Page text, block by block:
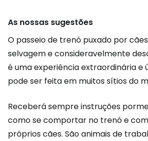
As nossas sugestões
O passeio de trenó puxado por
selvagem e consideravelmente
é uma experiência extraordinária e
pode ser feita em muitos sítios do
Receberá sempre instruções
como se comportar no trenó e
próprios cães. São animais de